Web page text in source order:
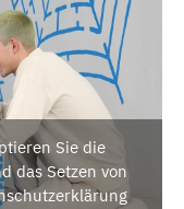
Sie die
das Setzen von